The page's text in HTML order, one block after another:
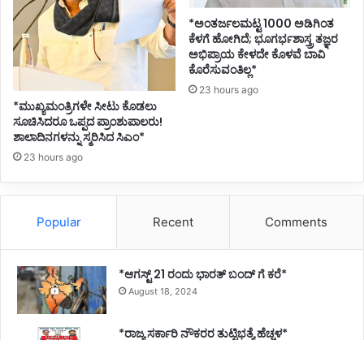
*ಮುಖ್ಯಮಂತ್ರಿಗಳೇ ಸೀಟು ಕೊಡಲು
ಸೂಚಿಸಿದರೂ ಒಪ್ಪದ ಪ್ರಾಂಶುಪಾಲರು!
ಶಾಲಾದಿನಗಳನ್ನು ಸ್ಮರಿಸಿದ ಸಿಎಂ*
23 hours ago
*ಅಂತರ್ಜಲಮಟ್ಟ 1000 ಅಡಿಗಿಂತ
ಕೆಳಗೆ ಹೋಗಿದೆ; ಭೂಗರ್ಭಶಾಸ್ತ್ರ ತಜ್ಞರ
ಅಭಿಪ್ರಾಯ ಕೇಳದೇ ಕೊಳವೆ ಬಾವಿ
ಕೊರೆಸುವಂತಿಲ್ಲ*
23 hours ago
Popular Recent Comments
*ಆಗಸ್ಟ್ 21 ರಂದು ಭಾರತ್‌ ಬಂದ್‌ ಗೆ ಕರೆ*
August 18, 2024
*ರಾಜ್ಯ ಸರ್ಕಾರಿ ನೌಕರರ ತುಟ್ಟಿಭತ್ಯೆ ಹೆಚ್ಚಳ*